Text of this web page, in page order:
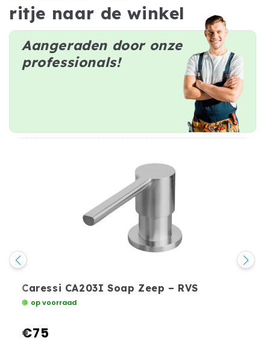
ritje naar de winkel
Caressi CA203I Soap Zeep – RVS
op voorraad
Normale
€75
Aangeraden door onze
professionals!